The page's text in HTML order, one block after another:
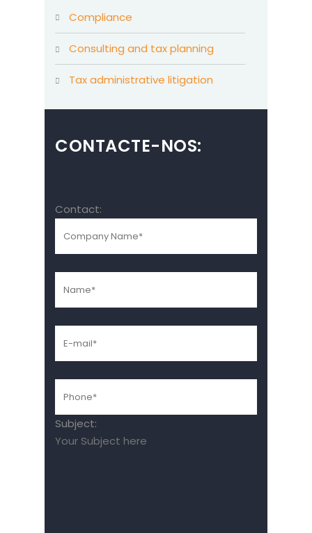
compliance
consulting and tax planning
tax administrative litigation
CONTACTE-NOS:
Contact:
Subject: